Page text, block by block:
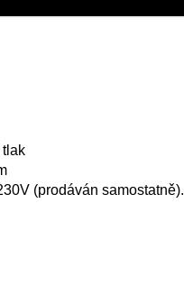
tlak
(prodáván samostatně).